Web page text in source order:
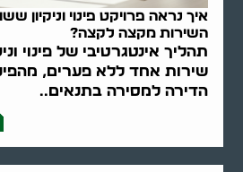
איך נראה פרויקט פינוי וניקיון
השירות מקצה לקצה?
תהליך אינטגרטיבי של פינוי
שירות אחד ללא פערים,
הדירה למסירה בתנאים..